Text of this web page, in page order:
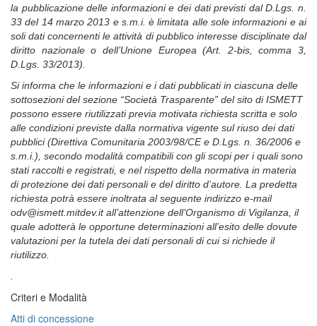
la pubblicazione delle informazioni e dei dati previsti dal D.Lgs. n.
33 del 14 marzo 2013 e s.m.i. è limitata alle sole informazioni e ai
soli dati concernenti le attività di pubblico interesse disciplinate dal
diritto nazionale o dell’Unione Europea (Art. 2-bis, comma 3,
D.Lgs. 33/2013).
Si informa che le informazioni e i dati pubblicati in ciascuna delle
sottosezioni del sezione “Società Trasparente” del sito di ISMETT
possono essere riutilizzati previa motivata richiesta scritta e solo
alle condizioni previste dalla normativa vigente sul riuso dei dati
pubblici (Direttiva Comunitaria 2003/98/CE e D.Lgs. n. 36/2006 e
s.m.i.), secondo modalità compatibili con gli scopi per i quali sono
stati raccolti e registrati, e nel rispetto della normativa in materia
di protezione dei dati personali e del diritto d’autore. La predetta
richiesta potrà essere inoltrata al seguente indirizzo e-mail
odv@ismett.mitdev.it all’attenzione dell’Organismo di Vigilanza, il
quale adotterà le opportune determinazioni all’esito delle dovute
valutazioni per la tutela dei dati personali di cui si richiede il
riutilizzo.
Criteri e Modalità
Atti di concessione